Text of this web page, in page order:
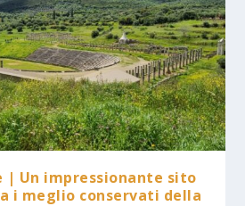
| Un impressionante sito
i meglio conservati della